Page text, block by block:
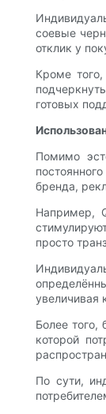
соевые
отклик у
Кроме
готовых
Помимо
бренда,
Например,
просто
увеличивая
Более того,
которой
По сути,